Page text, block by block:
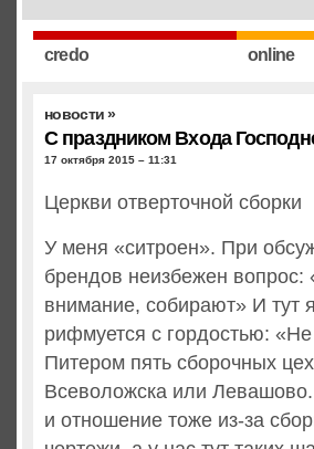
credo online
новости»
С праздником Входа
17 октября 2015 – 11:31
Церкви отверточной сборки
У меня «ситроен». При
брендов неизбежен
внимание, собирают» И тут
рифмуется с гордостью:
Питером пять сборочных
Всеволожска или
и отношение тоже из-за